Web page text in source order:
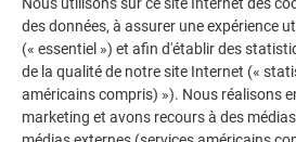
LOSANGE DE TOITURE 29 × 29 ET
Nous utilisons sur ce site Internet des
des données, à assurer une expérience
(« essentiel ») et afin d'établir des
de la qualité de notre site Internet («
américains compris) »). Nous réalisons
marketing et avons recours à des